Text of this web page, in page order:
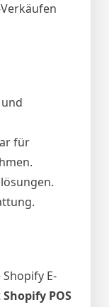
für
E-
Shopify POS